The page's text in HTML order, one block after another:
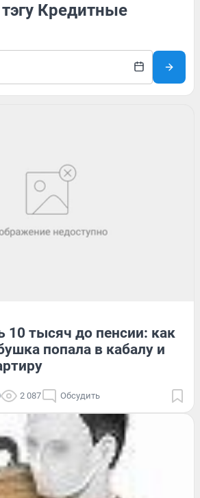
Кредитные
10 тысяч до пенсии: как
попала в кабалу и
2 087 Обсудить